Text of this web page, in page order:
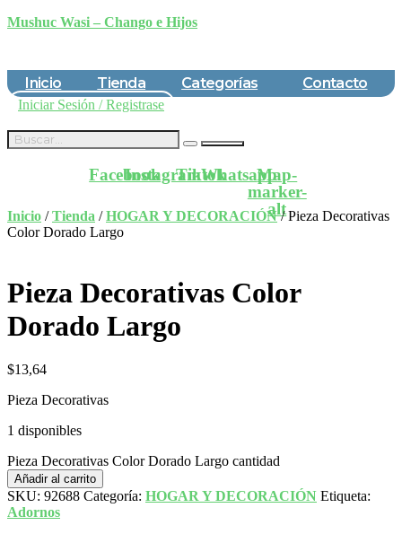
Mushuc Wasi – Chango e Hijos
Inicio Tienda Categorías Contacto
Iniciar Sesión / Registrase
FacebookInstagramTiktokWhatsappMap-
marker-
alt
Inicio /Tienda /HOGAR Y DECORACIÓN/ Pieza Decorativas
Color Dorado Largo
Pieza Decorativas Color
Dorado Largo
$13,64
Pieza Decorativas
1 disponibles
Pieza Decorativas Color Dorado Largo cantidad
Añadir al carrito
SKU: 92688 Categoría: HOGAR Y DECORACIÓN Etiqueta:
Adornos